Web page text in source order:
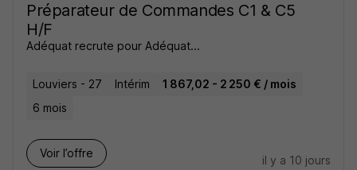
Préparateur de Commandes C1 & C5
H/F
Adéquat recrute pour Adéquat...
Louviers - 27 Intérim
1 867,02 - 2 250 € / mois
6 mois
Voir l’offre
il y a 10 jours